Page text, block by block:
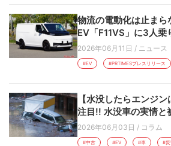
物流の電動化は止ま
EV「F11VS」に3人乗
2026年06月11日 / ニュース
#EV #PRTIMESプレスリリース
【水没したらエンジ
注目!! 水没車の実情と
2026年06月03日 / コラム
#中古 #EV #車 #災